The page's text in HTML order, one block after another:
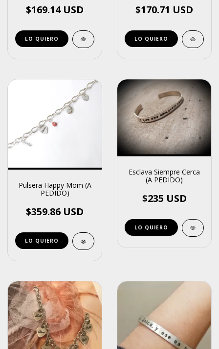
$169.14 USD
LO QUIERO
$170.71 USD
Pulsera Happy Mom (A
PEDIDO)
$359.86 USD
LO QUIERO
Esclava Siempre Cerca
(A PEDIDO)
$235 USD
LO QUIERO